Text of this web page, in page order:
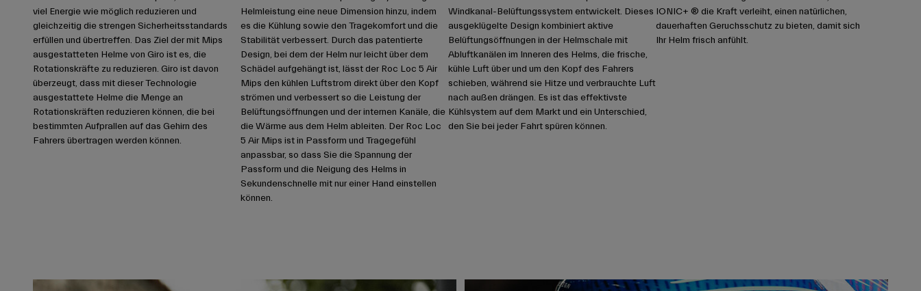
viel Energie wie möglich reduzieren und
gleichzeitig die strengen Sicherheitsstandards
erfüllen und übertreffen. Das Ziel der mit Mips
ausgestatteten Helme von Giro ist es, die
Rotationskräfte zu reduzieren. Giro ist davon
überzeugt, dass mit dieser Technologie
ausgestattete Helme die Menge an
Rotationskräften reduzieren können, die bei
bestimmten Aufprallen auf das Gehirn des
Fahrers übertragen werden können.
Helmleistung eine neue Dimension hinzu, indem
es die Kühlung sowie den Tragekomfort und die
Stabilität verbessert. Durch das patentierte
Design, bei dem der Helm nur leicht über dem
Schädel aufgehängt ist, lässt der Roc Loc 5 Air
Mips den kühlen Luftstrom direkt über den Kopf
strömen und verbessert so die Leistung der
Belüftungsöffnungen und der internen Kanäle, die
die Wärme aus dem Helm ableiten. Der Roc Loc
5 Air Mips ist in Passform und Tragegefühl
anpassbar, so dass Sie die Spannung der
Passform und die Neigung des Helms in
Sekundenschnelle mit nur einer Hand einstellen
können.
Windkanal-Belüftungssystem entwickelt. Dieses
ausgeklügelte Design kombiniert aktive
Belüftungsöffnungen in der Helmschale mit
Abluftkanälen im Inneren des Helms, die frische,
kühle Luft über und um den Kopf des Fahrers
schieben, während sie Hitze und verbrauchte Luft
nach außen drängen. Es ist das effektivste
Kühlsystem auf dem Markt und ein Unterschied,
den Sie bei jeder Fahrt spüren können.
IONIC+ ® die Kraft verleiht, einen natürlichen,
dauerhaften Geruchsschutz zu bieten, damit sich
Ihr Helm frisch anfühlt.